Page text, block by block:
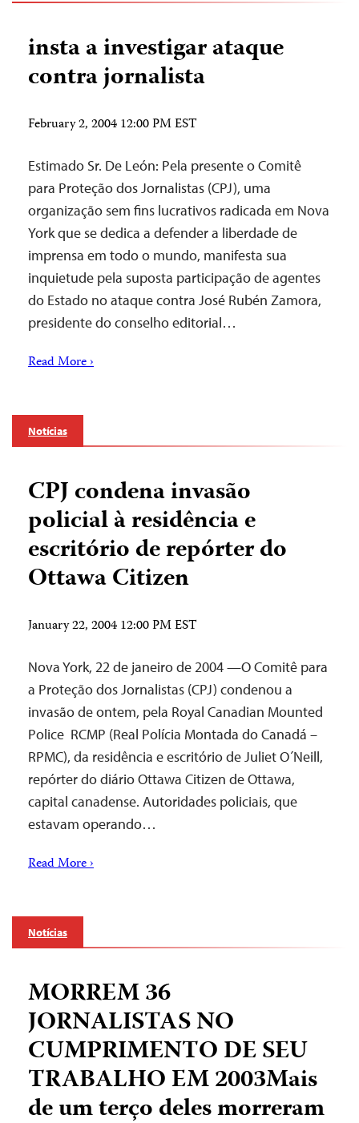
insta a investigar ataque
contra jornalista
February 2, 2004 12:00 PM EST
Estimado Sr. De León: Pela presente o Comitê
para Proteção dos Jornalistas (CPJ), uma
organização sem fins lucrativos radicada em Nova
York que se dedica a defender a liberdade de
imprensa em todo o mundo, manifesta sua
inquietude pela suposta participação de agentes
do Estado no ataque contra José Rubén Zamora,
presidente do conselho editorial…
Read More ›
Notícias
CPJ condena invasão
policial à residência e
escritório de repórter do
Ottawa Citizen
January 22, 2004 12:00 PM EST
Nova York, 22 de janeiro de 2004 —O Comitê para
a Proteção dos Jornalistas (CPJ) condenou a
invasão de ontem, pela Royal Canadian Mounted
Police ­ RCMP (Real Polícia Montada do Canadá –
RPMC), da residência e escritório de Juliet O´Neill,
repórter do diário Ottawa Citizen de Ottawa,
capital canadense. Autoridades policiais, que
estavam operando…
Read More ›
Notícias
MORREM 36
JORNALISTAS NO
CUMPRIMENTO DE SEU
TRABALHO EM 2003Mais
de um terço deles morreram